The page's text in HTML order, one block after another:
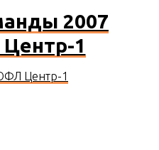
2007
1
Центр-1